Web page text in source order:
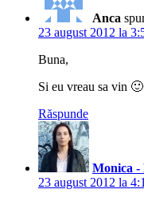
Anca
23 august 2012 la
Buna,
Si eu vreau sa vin 🙂
Răspunde
Monica -
23 august 2012 la